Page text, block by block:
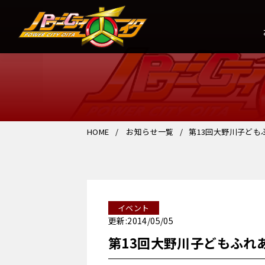
HOME お知らせ一覧 第13回大野川子ども
イベント
更新:2014/05/05
第13回大野川子どもふれ